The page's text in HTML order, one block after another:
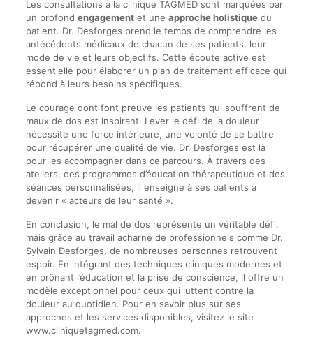
Les consultations à la clinique TAGMED sont marquées par
un profond engagementet une approche holistiquedu
patient. Dr. Desforges prend le temps de comprendre les
antécédents médicaux de chacun de ses patients, leur
mode de vie et leurs objectifs. Cette écoute active est
essentielle pour élaborer un plan de traitement efficace qui
répond à leurs besoins spécifiques.
Le courage dont font preuve les patients qui souffrent de
maux de dos est inspirant. Lever le défi de la douleur
nécessite une force intérieure, une volonté de se battre
pour récupérer une qualité de vie. Dr. Desforges est là
pour les accompagner dans ce parcours. À travers des
ateliers, des programmes d’éducation thérapeutique et des
séances personnalisées, il enseigne à ses patients à
devenir « acteurs de leur santé ».
En conclusion, le mal de dos représente un véritable défi,
mais grâce au travail acharné de professionnels comme Dr.
Sylvain Desforges, de nombreuses personnes retrouvent
espoir. En intégrant des techniques cliniques modernes et
en prônant l’éducation et la prise de conscience, il offre un
modèle exceptionnel pour ceux qui luttent contre la
douleur au quotidien. Pour en savoir plus sur ses
approches et les services disponibles, visitez le site
www.cliniquetagmed.com.